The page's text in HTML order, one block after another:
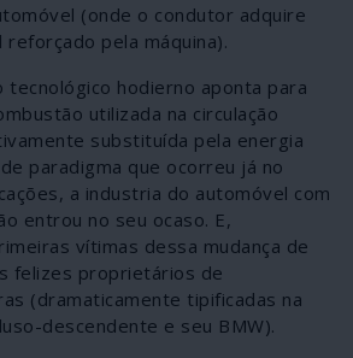
(onde o condutor adquire
reforçado pela máquina).
tecnológico hodierno aponta para
utilizada na circulação
substituída pela energia
paradigma que ocorreu já no
a industria do automóvel com
entrou no seu ocaso. E,
vítimas dessa mudança de
felizes proprietários de
(dramaticamente tipificadas na
descendente e seu BMW).